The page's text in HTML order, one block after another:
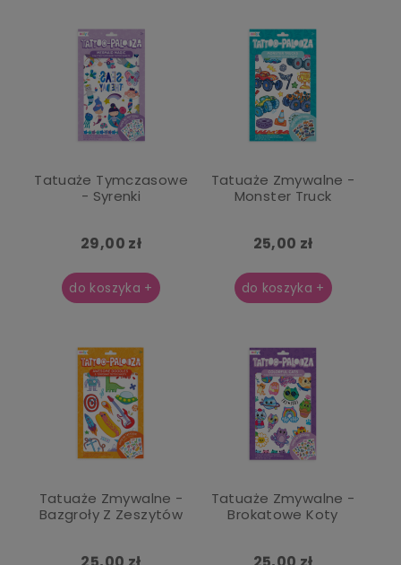
Tatuaże Tymczasowe
- Syrenki
29,00 zł
do koszyka +
Tatuaże Zmywalne -
Monster Truck
25,00 zł
do koszyka +
Tatuaże Zmywalne -
Bazgroły Z Zeszytów
Tatuaże Zmywalne -
Brokatowe Koty